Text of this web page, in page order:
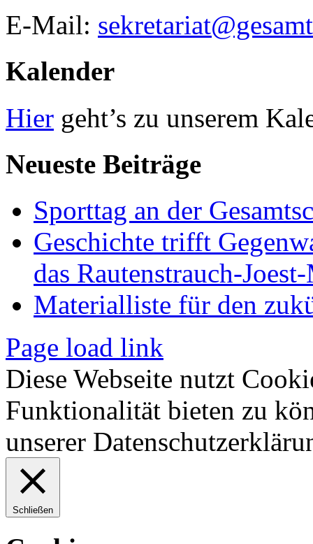
E-Mail:
Kalender
Hier geht’s zu unserem
Neueste Beiträge
Sporttag an der
Geschichte trifft
das Rautenstrauch-
Materialliste für den
Page load link
Diese Webseite nutzt
Funktionalität bieten zu
unserer
Schließen